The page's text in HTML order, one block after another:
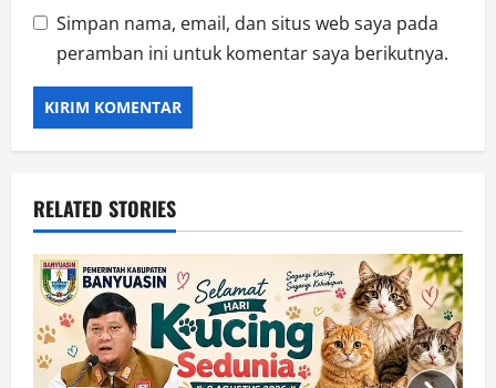
Simpan nama, email, dan situs web saya pada
peramban ini untuk komentar saya berikutnya.
RELATED STORIES